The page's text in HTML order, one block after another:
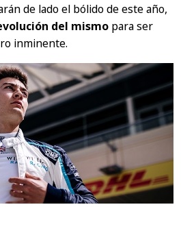
de lado el bólido de este año,
del mismo para ser
inminente.